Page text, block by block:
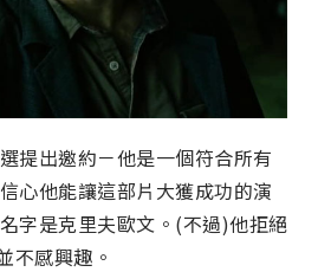
提出邀約－他是一個符合所有
心他能讓這部片大獲成功的演
字是克里夫歐文。(不過)他拒絕
不感興趣。